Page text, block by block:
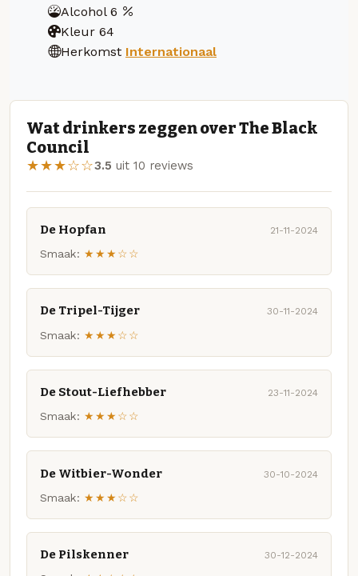
Alcohol 6
Kleur 64
Herkomst Internationaal
Wat drinkers zeggen over The Black
Council
★★★☆☆3.5 uit 10 reviews
De Hopfan 21-11-2024
Smaak: ★★★☆☆
De Tripel-Tijger 30-11-2024
Smaak: ★★★☆☆
De Stout-Liefhebber 23-11-2024
Smaak: ★★★☆☆
De Witbier-Wonder 30-10-2024
Smaak: ★★★☆☆
De Pilskenner 30-12-2024